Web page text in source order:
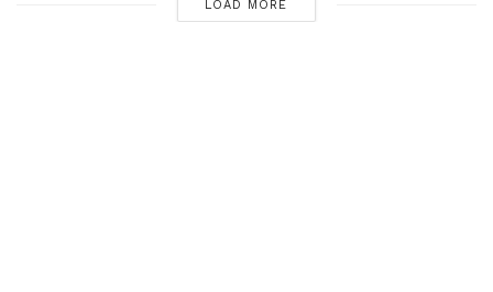
LOAD MORE